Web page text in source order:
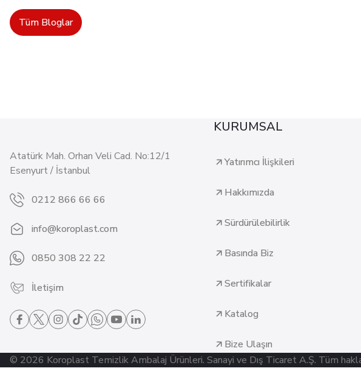
Tüm Bloglar
Atatürk Mah. Orhan Veli Cad. No:12/1
Esenyurt / İstanbul
0212 866 66 66
info@koroplast.com
0850 308 22 22
İletişim
KURUMSAL
Yatırımcı İlişkileri
Hakkımızda
Sürdürülebilirlik
Basında Biz
Sertifikalar
Katalog
Bize Ulaşın
© 2026 Koroplast Temizlik Ambalaj Ürünleri. Sanayi ve Dış Ticaret A.Ş. Tüm